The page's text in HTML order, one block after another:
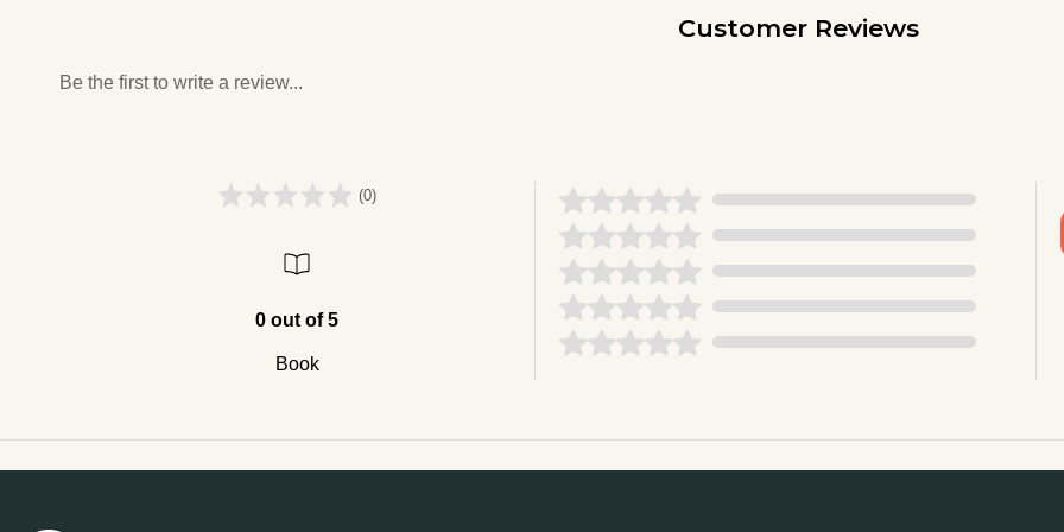
Customer Reviews
Be the first to write a review...
(0)
0 out of 5
Book